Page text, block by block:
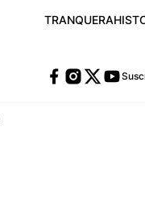
TRANQUERA